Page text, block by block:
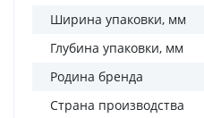
Ширина упаковки, мм
Глубина упаковки, мм
Родина бренда
Страна производства